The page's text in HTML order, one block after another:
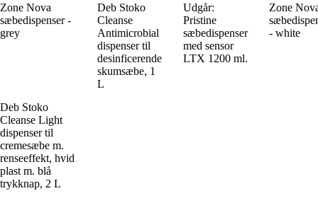
Zone Nova
sæbedispenser -
grey
Deb Stoko
Cleanse
Antimicrobial
dispenser til
desinficerende
skumsæbe, 1
L
Udgår:
Pristine
sæbedispenser
med sensor
LTX 1200 ml.
Zone
- white
Deb Stoko
Cleanse Light
dispenser til
cremesæbe m.
renseeffekt, hvid
plast m. blå
trykknap, 2 L